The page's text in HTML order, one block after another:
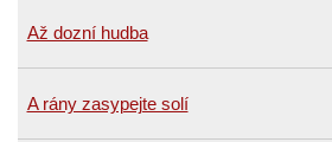
Až dozní hudba
A rány zasypejte solí